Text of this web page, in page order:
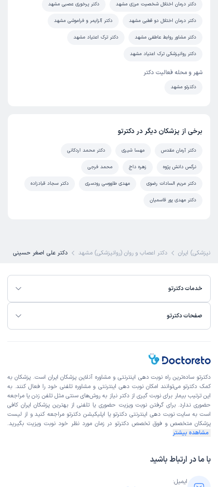
جعفر
این پزشک را پیشنهاد میکنم
زمان انتظار:0-15 دقیقه
عالی بود و به موقع پزیرش شدم و کاملاً راضیم فکر می کنم یک
علت مراجعه: افسردگی و اختلالات خلقی
این پزشک را پیشنهاد میکنم
اسدالله
نوبت مطب از دکترتو
زمان انتظار:
از نظر من عالی بود .ولی تازه ویزیت شدم امیدوارم داروها اثر
(
1404/11/04
)
این پزشک را پیشنهاد میکنم
زمان انتظار:
منشی مهربان خوش برخورد در روز نوبت بادقت بالا
کاربر دکترتو
دکتر درمان اختلال شخصیت مرزی مشهد دکتر پرخوری عصبی مشهد
دکتر درمان اختلال دو قطبی مشهد دکتر آلزایمر و فراموشی مشهد
دکتر مشاور روابط عاطفی مشهد دکتر ترک اعتیاد مشهد
دکتر روانپزشکی ترک اعتیاد مشهد
شهر و محله فعالیت دکتر
دکترتو مشهد
برخی از پزشکان دیگر در دکترتو
دکتر آرمان مقدس مهسا شیری دکتر محمد اردکانی
نرگس دانش پژوه زهره داج محمد فرجی
دکتر مریم السادات رضوی مهدی طاووسی رودسری دکتر سجاد قبادزاده
دکتر مهدی پور قاسمیان
ایران دکتر اعصاب و روان (روانپزشکی) مشهد دکتر علی اصغر حسینی
خدمات دکترتو
صفحات دکترتو
دکترتو ساده‌ترین راه نوبت‌ دهی اینترنتی و مشاوره آنلاین پزشکان ایران است. پزشکان به
کمک دکترتو می‌توانند امکان نوبت دهی اینترنتی و مشاوره تلفنی خود را فعال کنند. به
این ترتیب بیمار برای نوبت گیری از دکتر نیاز به روش‌های سنتی مثل تلفن زدن یا مراجعه
حضوری ندارد. برای گرفتن نوبت ویزیت حضوری یا تلفنی از بهترین پزشکان ایران کافی
است به سایت نوبت دهی اینترنتی دکترتو یا اپلیکیشن دکترتو مراجعه کنید و از لیست
پزشکان متخصص و فوق تخصص دکترتو در زمان مورد نظر خود نوبت ویزیت بگیرید.
مشاهده بیشتر
با ما در ارتباط باشید
ایمیل: